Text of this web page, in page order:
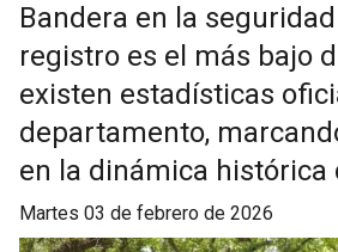
Bandera en la
registro es el más bajo
existen estadísticas
departamento,
en la dinámica histórica
martes 03 de febrero de 2026